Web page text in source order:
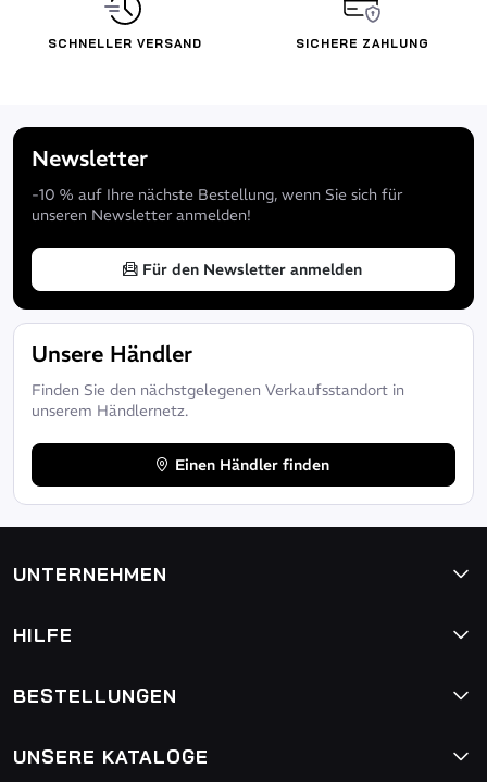
SCHNELLER VERSAND SICHERE ZAHLUNG
Newsletter
-10 % auf Ihre nächste Bestellung, wenn Sie sich für
unseren Newsletter anmelden!
Für den Newsletter anmelden
Unsere Händler
Finden Sie den nächstgelegenen Verkaufsstandort in
unserem Händlernetz.
Einen Händler finden
UNTERNEHMEN
HILFE
BESTELLUNGEN
UNSERE KATALOGE